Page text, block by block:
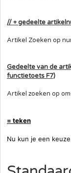
// + gedeelte
Artikel Zoeken op
Gedeelte van de
functietoetsF7)
Artikel zoeken op
= teken
Nu kun je een